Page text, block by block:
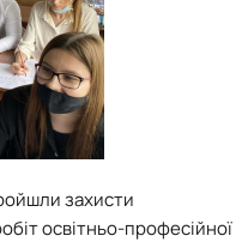
захисти
освітньо-професійної